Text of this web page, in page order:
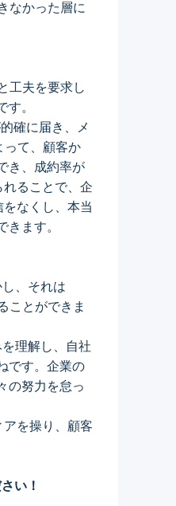
なかった層に
工夫を要求し
。
確に届き、メ
って、顧客か
き、成約率が
ることで、企
をなくし、本当
ます。
、それは
ことができま
理解し、自社
です。企業の
の努力を怠っ
アを操り、顧客
い！